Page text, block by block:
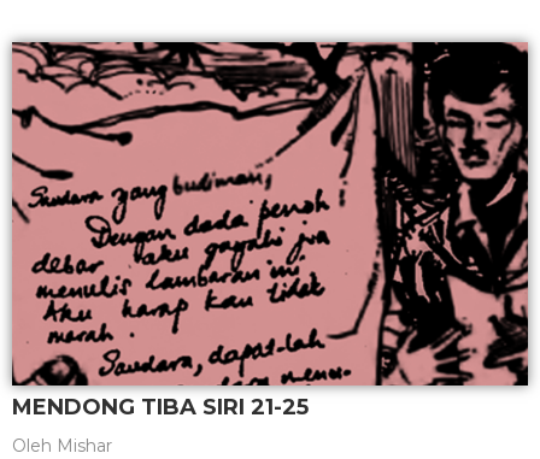
MENDONG TIBA SIRI 21-25
Oleh Mishar